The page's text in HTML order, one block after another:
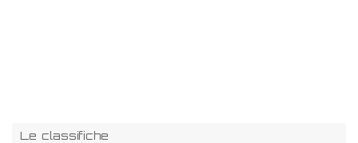
Le classifiche